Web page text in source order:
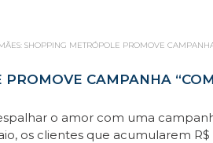
SHOPPING METRÓPOLE PROMOVE
CAMPANHA
o amor com uma
os clientes que acumularem